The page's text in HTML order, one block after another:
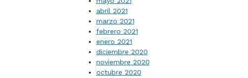
abril 2021
marzo 2021
febrero 2021
enero 2021
diciembre 2020
noviembre 2020
octubre 2020